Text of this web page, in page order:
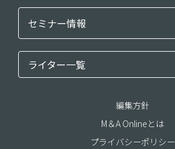
セミナー情報
ライター一覧
編集方針
M＆A Onlineとは
プライバシーポリシー